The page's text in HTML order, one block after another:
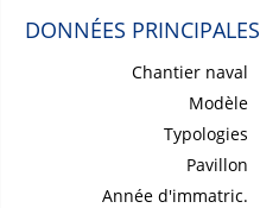
DONNÉES PRINCIPALES
Chantier naval
Modèle
Typologies
Pavillon
Année d'immatric.